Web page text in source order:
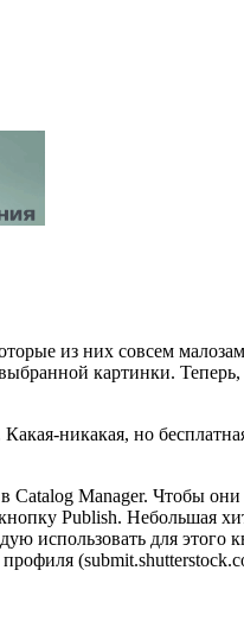
из них совсем
картинки.
никакая, но
Catalog Manager. Чтобы
Publish. Небольшая
использовать для этого